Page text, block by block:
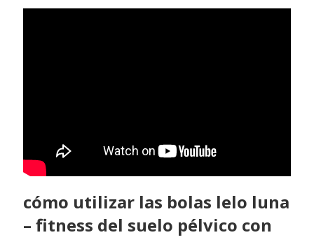
cómo utilizar las bolas lelo luna
– fitness del suelo pélvico con